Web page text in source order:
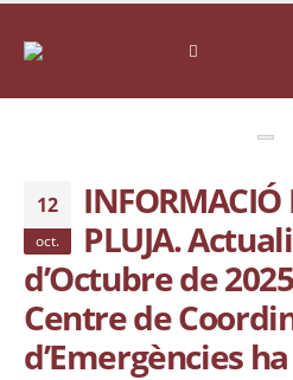
12
oct.
INFORMACIÓ
PLUJA.
d’Octubre de
Centre de
d’Emergències ha